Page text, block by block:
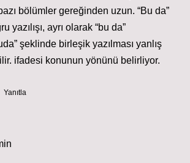
bölümler gereğinden uzun. “Bu da”
yazılışı, ayrı olarak “bu da”
şeklinde birleşik yazılması yanlış
ifadesi konunun yönünü belirliyor.
Yanıtla